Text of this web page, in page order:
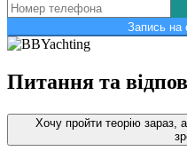
Запись на
Питання та
Хочу пройти теорію зараз,